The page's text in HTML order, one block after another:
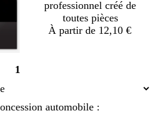
professionnel créé de
toutes pièces
À partir de 12,10 €
Page
1
automobile :